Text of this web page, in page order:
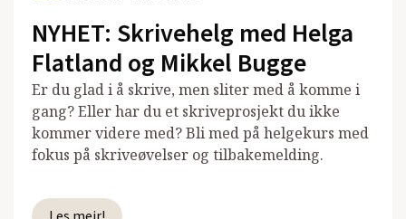
NYHET: Skrivehelg med Helga
Flatland og Mikkel Bugge
Er du glad i å skrive, men sliter med å komme i
gang? Eller har du et skriveprosjekt du ikke
kommer videre med? Bli med på helgekurs med
fokus på skriveøvelser og tilbakemelding.